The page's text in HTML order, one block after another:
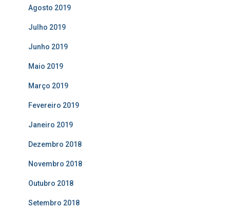
Agosto 2019
Julho 2019
Junho 2019
Maio 2019
Março 2019
Fevereiro 2019
Janeiro 2019
Dezembro 2018
Novembro 2018
Outubro 2018
Setembro 2018